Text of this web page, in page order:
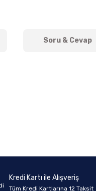
Soru & Cevap
Kredi Kartı ile Alışveriş
Tüm Kredi Kartlarına 12 Taksit